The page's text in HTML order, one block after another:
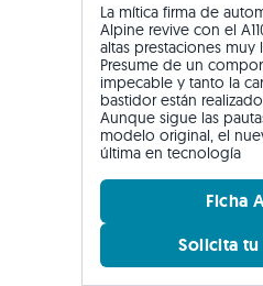
La mítica firma de
Alpine revive con el
altas prestaciones
Presume de un
impecable y tanto la
bastidor están
Aunque sigue las
modelo original, el
última en tecnología
Ficha
Solicita